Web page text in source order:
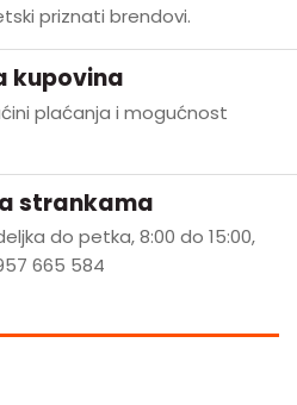
priznati brendovi.
kupovina
plaćanja i mogućnost
strankama
do petka, 8:00 do 15:00,
665 584